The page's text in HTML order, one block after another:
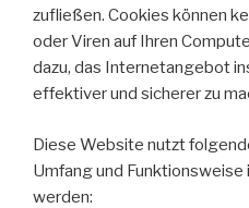
zufließen. Cookies können
oder Viren auf Ihren
dazu, das Internetangebot
effektiver und sicherer zu
Diese Website nutzt
Umfang und
werden: